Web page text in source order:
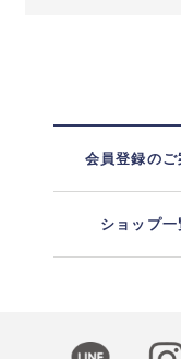
会員登録のご
ショップ一